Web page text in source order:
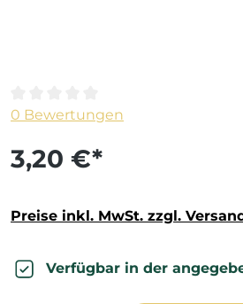
Durchschnittliche Bewertung
0 Bewertungen
3,20 €*
Preise inkl. MwSt. zzgl.
Verfügbar in der